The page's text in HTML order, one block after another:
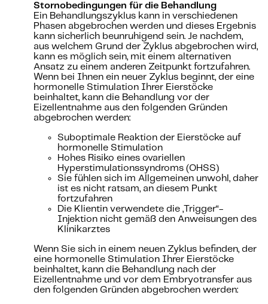
Stornobedingungen für die Behandlung
Ein Behandlungszyklus kann in verschiedenen
Phasen abgebrochen werden und dieses Ergebnis
kann sicherlich beunruhigend sein. Je nachdem,
aus welchem Grund der Zyklus abgebrochen wird,
kann es möglich sein, mit einem alternativen
Ansatz zu einem anderen Zeitpunkt fortzufahren.
Wenn bei Ihnen ein neuer Zyklus beginnt, der eine
hormonelle Stimulation Ihrer Eierstöcke
beinhaltet, kann die Behandlung vor der
Eizellentnahme aus den folgenden Gründen
abgebrochen werden:
Suboptimale Reaktion der Eierstöcke auf
hormonelle Stimulation
Hohes Risiko eines ovariellen
Hyperstimulationssyndroms (OHSS)
Sie fühlen sich im Allgemeinen unwohl, daher
ist es nicht ratsam, an diesem Punkt
fortzufahren
Die Klientin verwendete die „Trigger“-
Injektion nicht gemäß den Anweisungen des
Klinikarztes
Wenn Sie sich in einem neuen Zyklus befinden, der
eine hormonelle Stimulation Ihrer Eierstöcke
beinhaltet, kann die Behandlung nach der
Eizellentnahme und vor dem Embryotransfer aus
den folgenden Gründen abgebrochen werden: